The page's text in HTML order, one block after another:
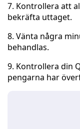
7. Kontrollera att
bekräfta uttaget.
8. Vänta några
behandlas.
9. Kontrollera din
pengarna har